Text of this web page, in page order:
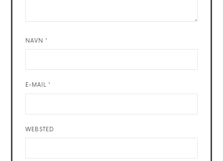
NAVN*
E-MAIL*
WEBSTED